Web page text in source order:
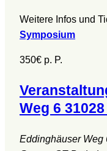
Weitere Infos und
Symposium
350€ p. P.
Weg 6
Eddinghäuser Weg